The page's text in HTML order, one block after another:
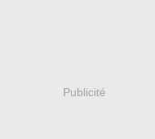
Publicité